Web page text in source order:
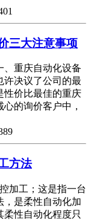
三大注意事项
、重庆自动化设备
决议了公司的最
性价比最佳的重庆
的询价客户中，
方法
加工；这是指一台
，是柔性自动化加
性自动化程度只